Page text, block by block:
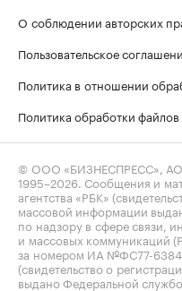
О соблюдении авторских
Пользовательское
Политика в отношении
Политика обработки
© ООО «БИЗНЕСПРЕСС»,
1995–2026. Сообщения и
агентства «РБК»
массовой информации
по надзору в сфере связи,
и массовых коммуникаций
за номером ИА №ФС77-
(свидетельство о
выдано Федеральной